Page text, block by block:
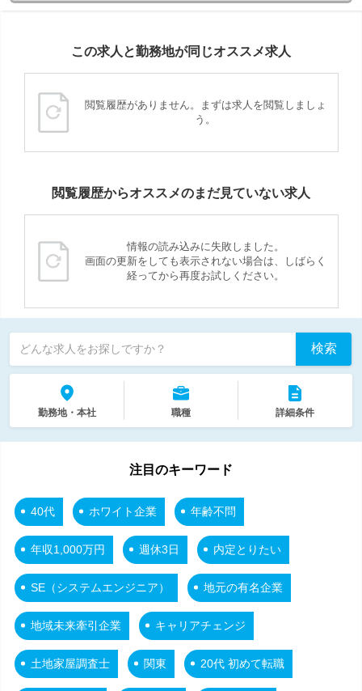
この求人と勤務地が同じオススメ求人
閲覧履歴がありません。まずは求人を閲覧しましょ
う。
閲覧履歴からオススメのまだ見ていない求人
情報の読み込みに失敗しました。
画面の更新をしても表示されない場合は、しばらく
経ってから再度お試しください。
どんな求人をお探しですか？ 検索
勤務地・本社 職種 詳細条件
注目のキーワード
40代 ホワイト企業 年齢不問
年収1,000万円 週休3日 内定とりたい
SE（システムエンジニア） 地元の有名企業
地域未来牽引企業 キャリアチェンジ
土地家屋調査士 関東 20代 初めて転職